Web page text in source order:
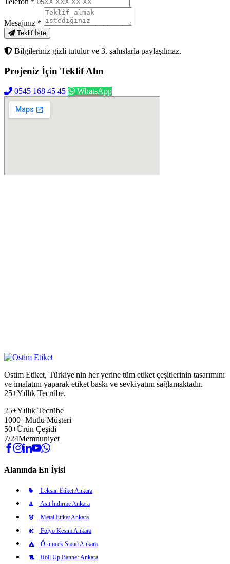
Mesajınız *
Teklif İste
Bilgileriniz gizli tutulur ve 3. şahıslarla paylaşılmaz.
Projeniz İçin Teklif Alın
0545 168 45 45 WhatsApp
Ostim Etiket, Türkiye'nin her yerine tüm etiket çeşitlerinin tasarımını
ve imalatını yaparak etiket baskı ve sevkiyatını sağlamaktadır.
25+Yıllık Tecrübe.
25+Yıllık Tecrübe
1000+Mutlu Müşteri
50+Ürün Çeşidi
7/24Memnuniyet
Alanında En İyisi
Leksan Etiket Ankara
Asit İndirme Ankara
Metal Etiket Ankara
Folyo Kesim Ankara
Örümcek Stand Ankara
Roll Up Banner Ankara